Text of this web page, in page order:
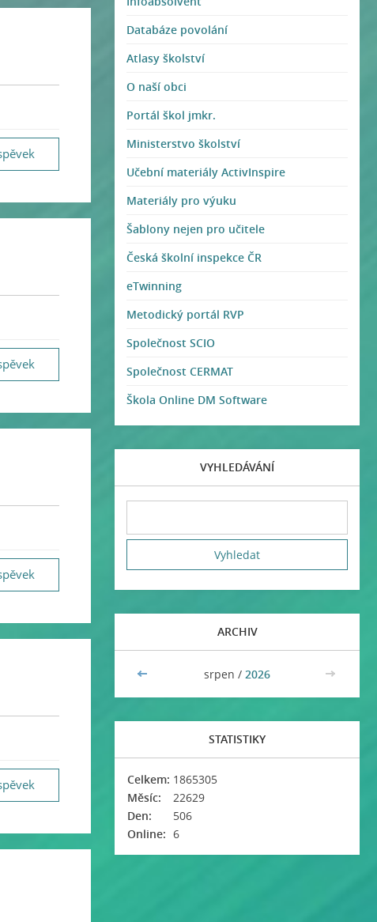
Databáze povolání
Atlasy školství
O naší obci
Portál škol jmkr.
Ministerstvo školství
Učební materiály ActivInspire
Materiály pro výuku
Šablony nejen pro učitele
Česká školní inspekce ČR
eTwinning
Metodický portál RVP
Společnost SCIO
Společnost CERMAT
Škola Online DM Software
VYHLEDÁVÁNÍ
ARCHIV
<< srpen / 2026 >>
STATISTIKY
Online: 6
Celkem: 1865305
Měsíc:
22629
Den:
506